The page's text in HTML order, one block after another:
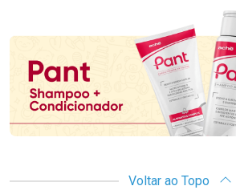
Voltar ao Topo